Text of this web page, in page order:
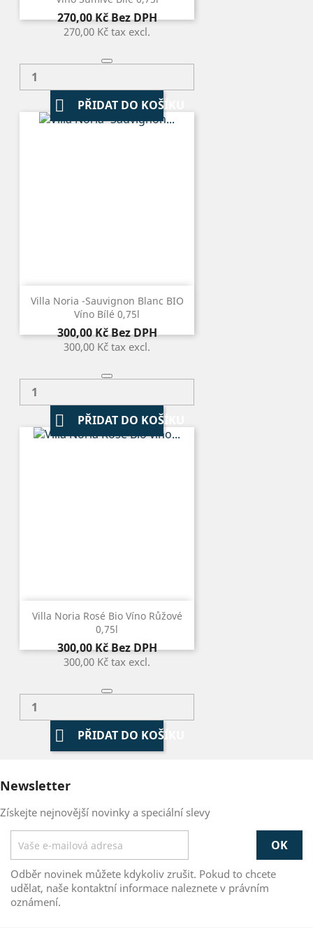
Cena
270,00 KčBez DPH
270,00 Kč tax excl.
 PŘIDAT DO KOŠÍKU
Villa Noria -Sauvignon Blanc BIO
Víno Bílé 0,75l
Cena
300,00 KčBez DPH
300,00 Kč tax excl.
 PŘIDAT DO KOŠÍKU
Villa Noria Rosé Bio Víno Růžové
0,75l
Cena
300,00 KčBez DPH
300,00 Kč tax excl.
 PŘIDAT DO KOŠÍKU
Newsletter
Získejte nejnovější novinky a speciální slevy
Odběr novinek můžete kdykoliv zrušit. Pokud to chcete
udělat, naše kontaktní informace naleznete v právním
oznámení.